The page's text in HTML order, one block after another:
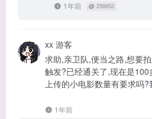
1年前 @ 258852
xx 游客
求助,亲卫队,便当之路,想要
触发?已经通关了,现在是
上传的小电影数量有要求吗
1年前